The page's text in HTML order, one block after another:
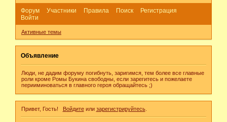
Форум Участники Правила Поиск
Регистрация
Войти
Активные темы
Объявление
Люди, не дадим форуму погибнуть, заригимся, тем более все главные
роли кроме Ромы Букина свободны, если зарегитесь и пожелаете
перииминоваться в главного героя обращайтесь ;)
Привет, Гость! Войдитеили зарегистрируйтесь.